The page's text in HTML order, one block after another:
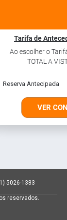
Tarifa de
Ao escolher o
TOTAL A
Reserva Antecipada
VER
5026-1383
reservados.